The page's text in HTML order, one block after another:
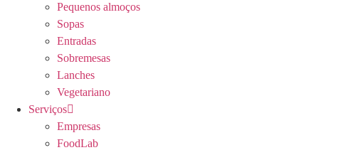
Pequenos almoços
Sopas
Entradas
Sobremesas
Lanches
Vegetariano
Serviços
Empresas
FoodLab